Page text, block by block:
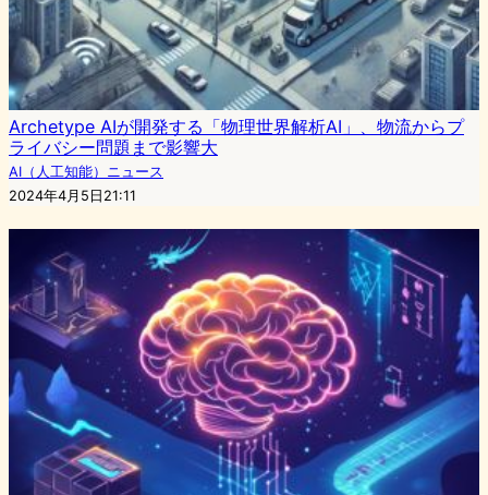
Archetype AIが開発する「物理世界解析AI」、物流からプ
ライバシー問題まで影響大
AI（人工知能）ニュース
2024年4月5日21:11